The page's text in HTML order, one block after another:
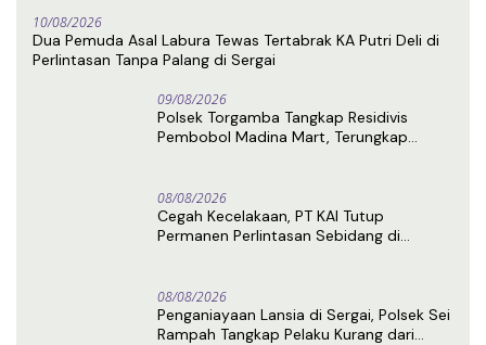
10/08/2026
Dua Pemuda Asal Labura Tewas Tertabrak KA Putri Deli di
Perlintasan Tanpa Palang di Sergai
09/08/2026
Polsek Torgamba Tangkap Residivis
Pembobol Madina Mart, Terungkap
08/08/2026
Cegah Kecelakaan, PT KAI Tutup
Permanen Perlintasan Sebidang di
08/08/2026
Penganiayaan Lansia di Sergai, Polsek Sei
Rampah Tangkap Pelaku Kurang dari